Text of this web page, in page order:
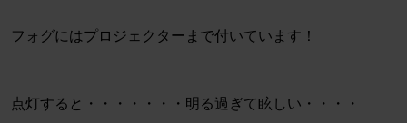
フォグにはプロジェクターまで付いています！
点灯すると・・・・・・・明る過ぎて眩しい・・・・